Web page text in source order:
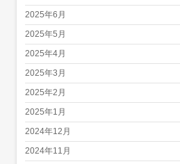
2025年6月
2025年5月
2025年4月
2025年3月
2025年2月
2025年1月
2024年12月
2024年11月